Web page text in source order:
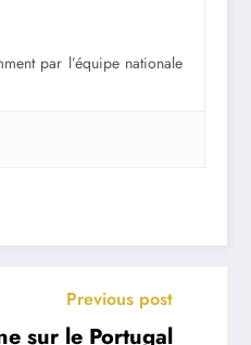
par l’équipe nationale
Previous post
sur le Portugal